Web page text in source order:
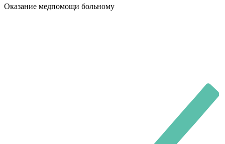
Оказание медпомощи больному